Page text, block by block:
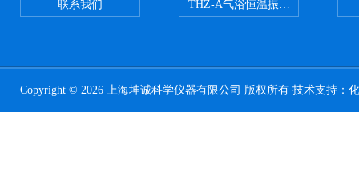
联系我们 THZ-A气浴恒温振荡器
Copyright © 2026 上海坤诚科学仪器有限公司 版权所有 技术支持：